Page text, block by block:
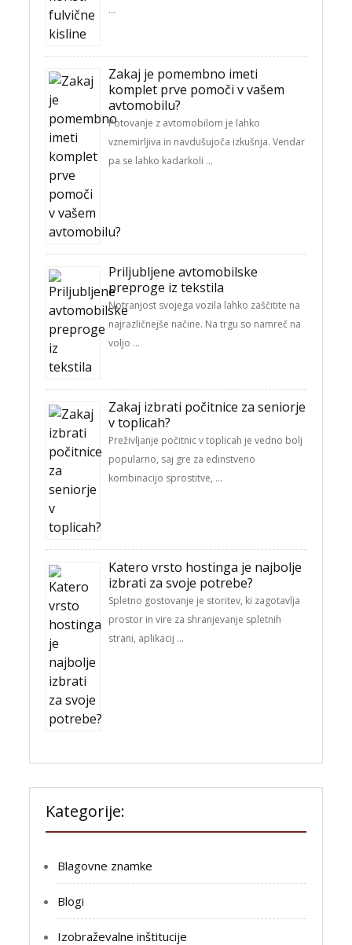
…
Zakaj je pomembno imeti
komplet prve pomoči v vašem
avtomobilu?
Potovanje z avtomobilom je lahko
vznemirljiva in navdušujoča izkušnja. Vendar
pa se lahko kadarkoli …
Priljubljene avtomobilske
preproge iz tekstila
Notranjost svojega vozila lahko zaščitite na
najrazličnejše načine. Na trgu so namreč na
voljo …
Zakaj izbrati počitnice za seniorje
v toplicah?
Preživljanje počitnic v toplicah je vedno bolj
popularno, saj gre za edinstveno
kombinacijo sprostitve, …
Katero vrsto hostinga je najbolje
izbrati za svoje potrebe?
Spletno gostovanje je storitev, ki zagotavlja
prostor in vire za shranjevanje spletnih
strani, aplikacij …
Kategorije:
Blagovne znamke
Blogi
Izobraževalne inštitucije